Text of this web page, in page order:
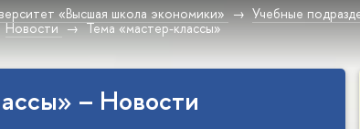
«Высшая школа экономики» Учебные
Новости Тема «мастер-классы»
– Новости